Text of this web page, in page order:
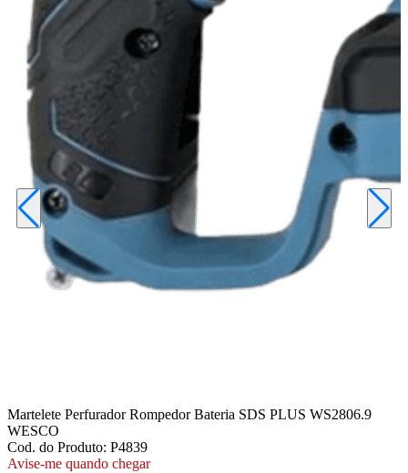
Martelete Perfurador Rompedor Bateria SDS PLUS WS2806.9
WESCO
Cod. do Produto: P4839
Avise-me quando chegar